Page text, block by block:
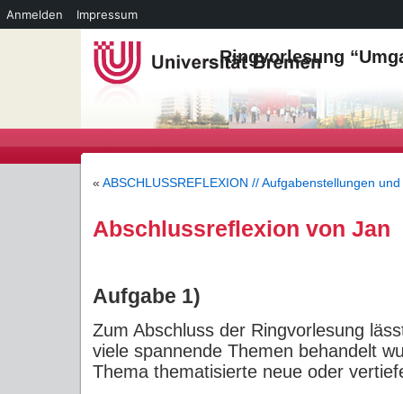
Ringvorlesung
« ABSCHLUSSREFLEXION // Aufgabenstellungen
Abschlussreflexion von Jan
Aufgabe 1)
Zum Abschluss der Ringvorlesung
viele spannende Themen behandelt
Thema thematisierte neue oder
Anmelden Impressum